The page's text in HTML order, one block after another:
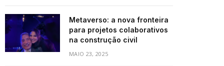
Metaverso: a nova fronteira
para projetos colaborativos
na construção civil
MAIO 23, 2025